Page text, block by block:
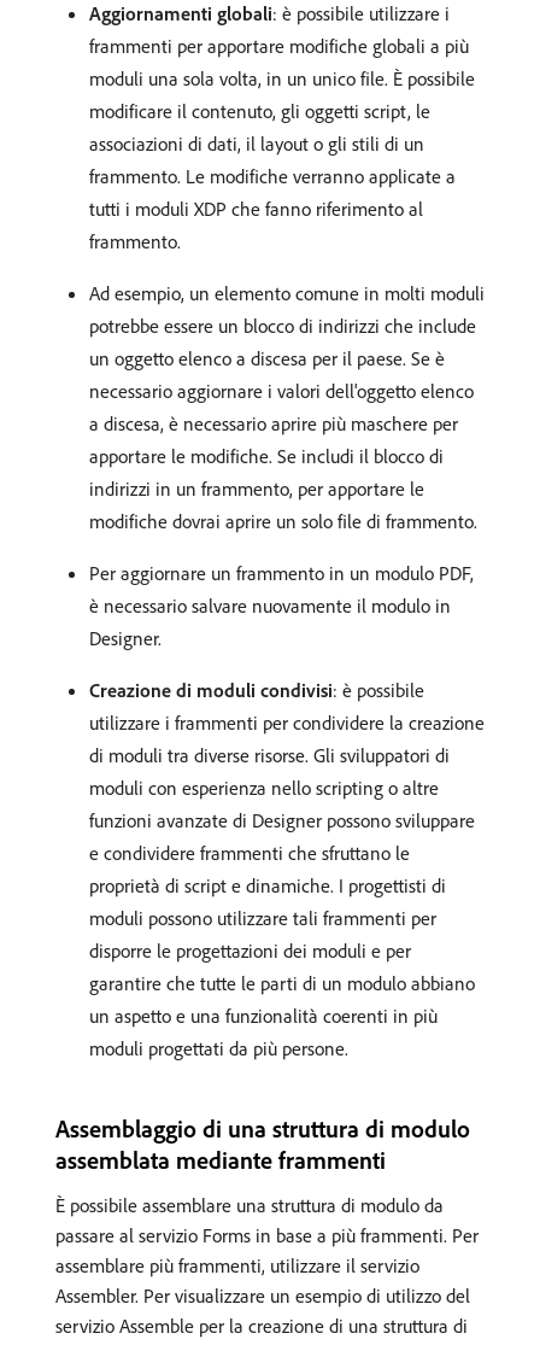
Aggiornamenti globali: è possibile utilizzare i
frammenti per apportare modifiche globali a più
moduli una sola volta, in un unico file. È possibile
modificare il contenuto, gli oggetti script, le
associazioni di dati, il layout o gli stili di un
frammento. Le modifiche verranno applicate a
tutti i moduli XDP che fanno riferimento al
frammento.
Ad esempio, un elemento comune in molti moduli
potrebbe essere un blocco di indirizzi che include
un oggetto elenco a discesa per il paese. Se è
necessario aggiornare i valori dell'oggetto elenco
a discesa, è necessario aprire più maschere per
apportare le modifiche. Se includi il blocco di
indirizzi in un frammento, per apportare le
modifiche dovrai aprire un solo file di frammento.
Per aggiornare un frammento in un modulo PDF,
è necessario salvare nuovamente il modulo in
Designer.
Creazione di moduli condivisi: è possibile
utilizzare i frammenti per condividere la creazione
di moduli tra diverse risorse. Gli sviluppatori di
moduli con esperienza nello scripting o altre
funzioni avanzate di Designer possono sviluppare
e condividere frammenti che sfruttano le
proprietà di script e dinamiche. I progettisti di
moduli possono utilizzare tali frammenti per
disporre le progettazioni dei moduli e per
garantire che tutte le parti di un modulo abbiano
un aspetto e una funzionalità coerenti in più
moduli progettati da più persone.
Assemblaggio di una struttura di modulo
assemblata mediante frammenti
È possibile assemblare una struttura di modulo da
passare al servizio Forms in base a più frammenti. Per
assemblare più frammenti, utilizzare il servizio
Assembler. Per visualizzare un esempio di utilizzo del
servizio Assemble per la creazione di una struttura di